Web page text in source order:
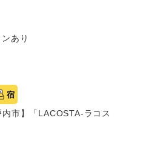
あり
宿
内市】「LACOSTA-ラコス